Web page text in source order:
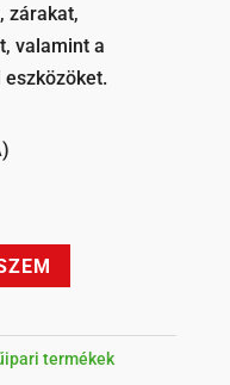
zárakat,
valamint a
termékek